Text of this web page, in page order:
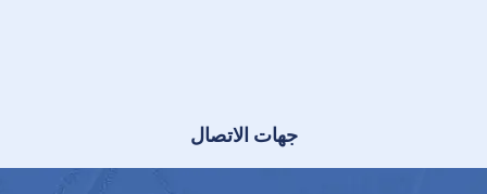
جهات الاتصال